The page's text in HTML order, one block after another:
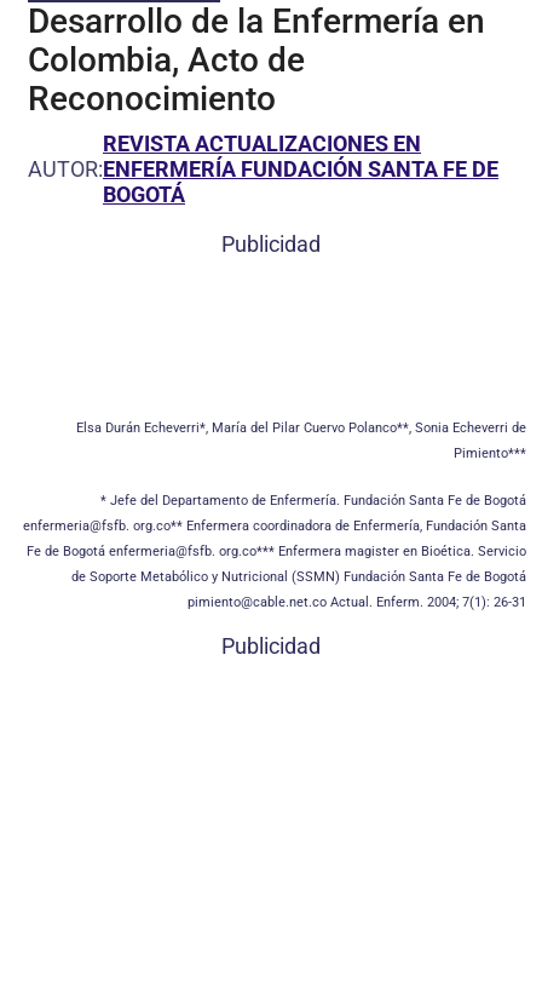
Desarrollo de la Enfermería en
Colombia, Acto de
Reconocimiento
AUTOR:
REVISTA ACTUALIZACIONES EN
ENFERMERÍA FUNDACIÓN SANTA FE DE
BOGOTÁ
Publicidad
Elsa Durán Echeverri*, María del Pilar Cuervo Polanco**, Sonia Echeverri de
Pimiento***
* Jefe del Departamento de Enfermería. Fundación Santa Fe de Bogotá
enfermeria@fsfb. org.co** Enfermera coordinadora de Enfermería, Fundación Santa
Fe de Bogotá enfermeria@fsfb. org.co*** Enfermera magister en Bioética. Servicio
de Soporte Metabólico y Nutricional (SSMN) Fundación Santa Fe de Bogotá
pimiento@cable.net.co Actual. Enferm. 2004; 7(1): 26-31
Publicidad